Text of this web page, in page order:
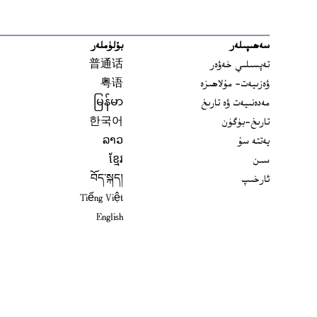
سەھىپىلەر
تەپسىلىي خەۋەر
ۋەزىيەت- مۇلاھىزە
مەدەنىيەت ۋە تارىخ
تارىخ-بۈگۈن
يەتتە سۇ
سىن
ئارخىپ
بۆلۈملەر
普通话
粤语
မြန်မာ
한국어
ລາວ
ខ្មែរ
བོད་སྐད།
Tiếng Việt
English